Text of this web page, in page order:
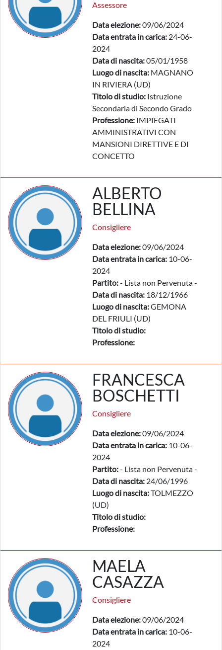
Assessore
Data elezione:09/06/2024
Data entrata in carica: 24-06-
2024
Data di nascita:05/01/1958
Luogo di nascita: MAGNANO
IN RIVIERA (UD)
Titolo di studio: Istruzione
Secondaria di Secondo Grado
Professione: IMPIEGATI
AMMINISTRATIVI CON
MANSIONI DIRETTIVE E DI
CONCETTO
ALBERTO
BELLINA
Consigliere
Data elezione:09/06/2024
Data entrata in carica: 10-06-
2024
Partito:- Lista non Pervenuta -
Data di nascita: 18/12/1966
Luogo di nascita:GEMONA
DEL FRIULI (UD)
Titolo di studio:
Professione:
FRANCESCA
BOSCHETTI
Consigliere
Data elezione:09/06/2024
Data entrata in carica: 10-06-
2024
Partito:- Lista non Pervenuta -
Data di nascita: 24/06/1996
Luogo di nascita:TOLMEZZO
(UD)
Titolo di studio:
Professione:
MAELA
CASAZZA
Consigliere
Data elezione:09/06/2024
Data entrata in carica: 10-06-
2024